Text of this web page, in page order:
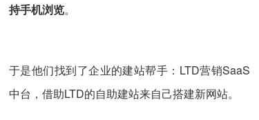
持手机浏览。
于是他们找到了企业的建站帮手：LTD营销SaaS
中台，借助LTD的自助建站来自己搭建新网站。